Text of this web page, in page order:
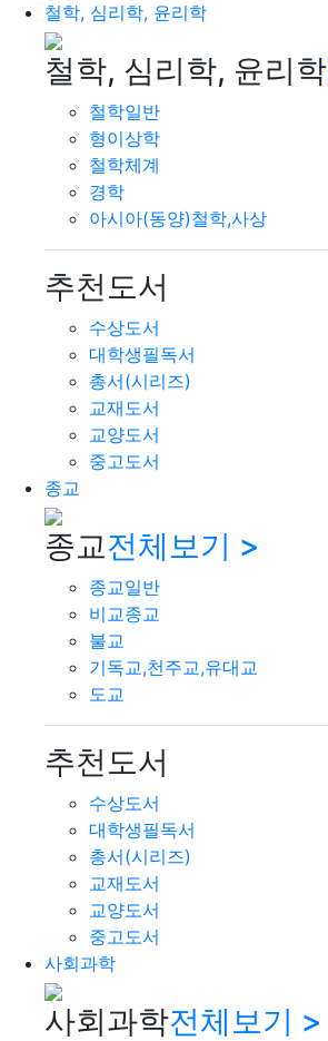
철학, 심리학, 윤리학
철학, 심리학, 윤리학
철학일반
형이상학
철학체계
경학
아시아(동양)철학,사상
추천도서
수상도서
대학생필독서
총서(시리즈)
교재도서
교양도서
중고도서
종교
종교전체보기 >
종교일반
비교종교
불교
기독교,천주교,유대교
도교
추천도서
수상도서
대학생필독서
총서(시리즈)
교재도서
교양도서
중고도서
사회과학
사회과학전체보기 >